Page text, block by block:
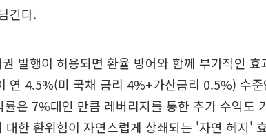
긴다.
발행이 허용되면 환율 방어와 함께 부가적인 효
연 4.5%(미 국채 금리 4%+가산금리 0.5%) 수준
은 7%대인 만큼 레버리지를 통한 추가 수익도
대한 환위험이 자연스럽게 상쇄되는 '자연 헤지'